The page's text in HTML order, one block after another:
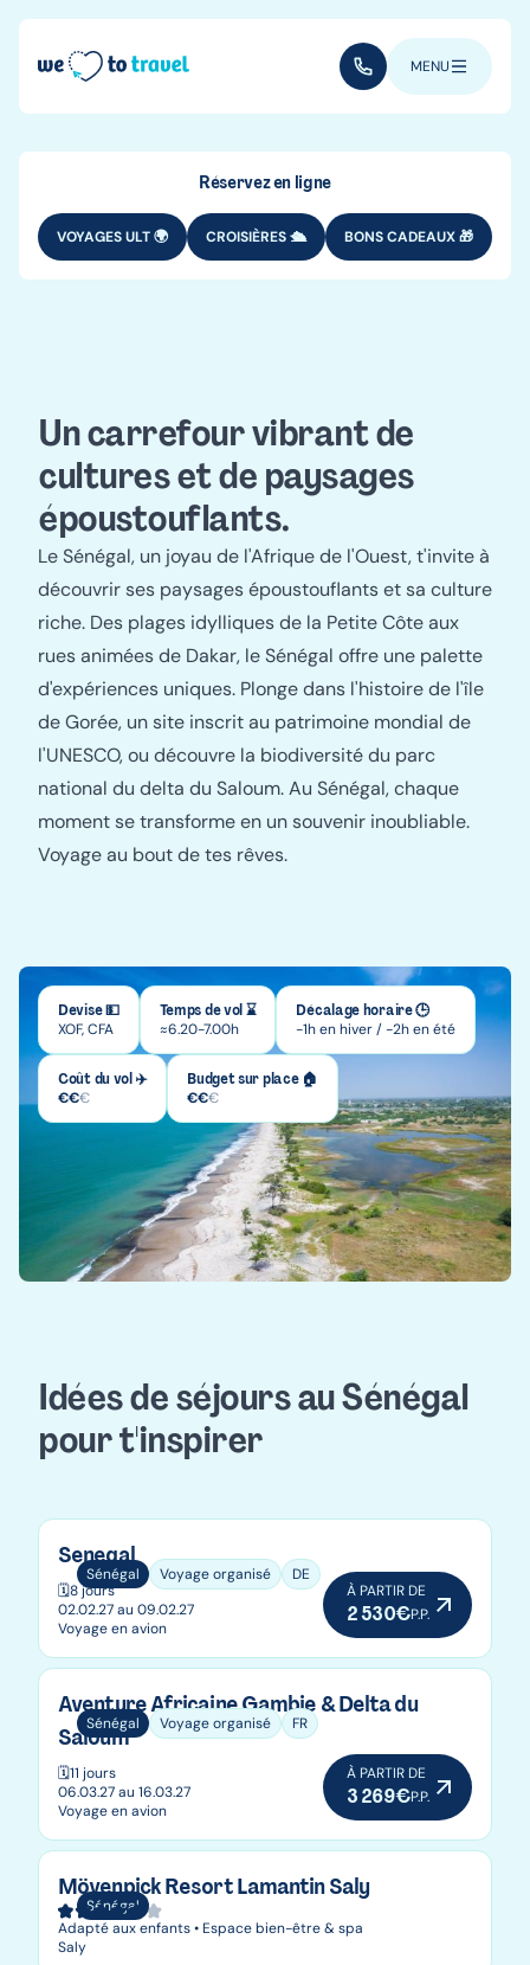
Aller au contenu principal
(+352) 28 32 6 - 334
MENU
Réservez en ligne
VOYAGES ULT 🌍 CROISIÈRES 🛳️ BONS CADEAUX 🎁
Sénégal
Un carrefour vibrant de
cultures et de paysages
époustouflants.
Le Sénégal, un joyau de l'Afrique de l'Ouest, t'invite à
découvrir ses paysages époustouflants et sa culture
riche. Des plages idylliques de la Petite Côte aux
rues animées de Dakar, le Sénégal offre une palette
d'expériences uniques. Plonge dans l'histoire de l'île
de Gorée, un site inscrit au patrimoine mondial de
l'UNESCO, ou découvre la biodiversité du parc
national du delta du Saloum. Au Sénégal, chaque
moment se transforme en un souvenir inoubliable.
Voyage au bout de tes rêves.
Devise 💵
XOF, CFA
Temps de vol ⌛
≈6.20-7.00h
Décalage horaire 🕒
-1h en hiver / -2h en été
Coût du vol ✈️
€€€
Budget sur place 🏠
€€€
Idées de séjours au Sénégal
pour t'inspirer
Sénégal Voyage organisé DE
Senegal
🗓️8 jours
02.02.27 au 09.02.27
Voyage en avion
À PARTIR DE
2 530€P.P.
Sénégal Voyage organisé FR
Aventure Africaine Gambie & Delta du
Saloum
🗓️11 jours
06.03.27 au 16.03.27
Voyage en avion
À PARTIR DE
3 269€P.P.
Sénégal
Mövenpick Resort Lamantin Saly
Adapté aux enfants • Espace bien-être & spa
Saly